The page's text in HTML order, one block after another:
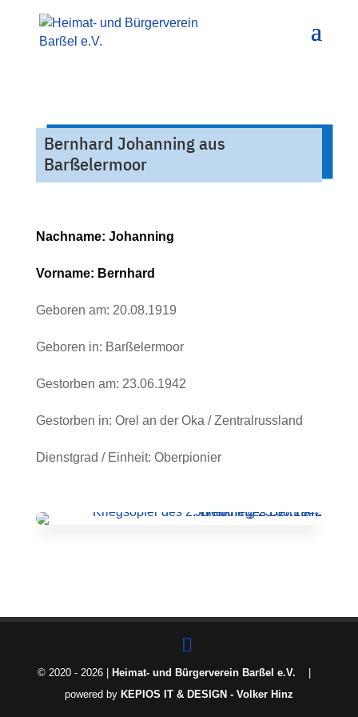
Bernhard Johanning aus
Barßelermoor
Nachname: Johanning
Vorname: Bernhard
Geboren am: 20.08.1919
Geboren in: Barßelermoor
Gestorben am: 23.06.1942
Gestorben in: Orel an der Oka / Zentralrussland
Dienstgrad / Einheit: Oberpionier
© 2020 - 2026 | Heimat- und Bürgerverein Barßel e.V.
powered by KEPIOS IT & DESIGN - Volker Hinz